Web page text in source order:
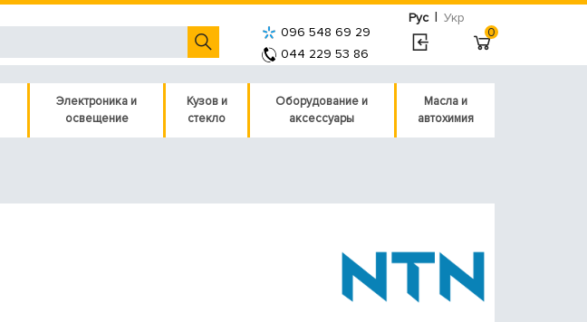
Рус | Укр
096 548 69 29
044 229 53 86
0
Электроника и
освещение
Кузов и
стекло
Оборудование и
аксессуары
Масла и
автохимия